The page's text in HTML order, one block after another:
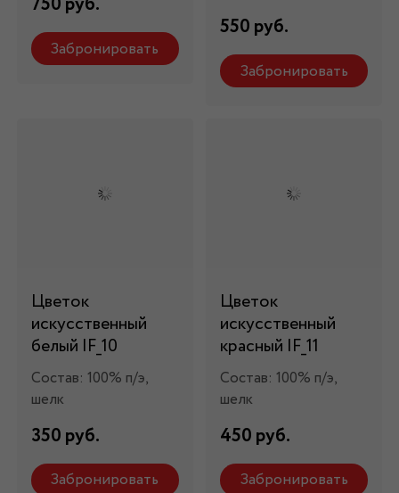
Забронировать
550 руб.
Забронировать
Цветок
искусственный
белый IF_10
Состав: 100% п/э,
шелк
350 руб.
Забронировать
Цветок
искусственный
красный IF_11
Состав: 100% п/э,
шелк
450 руб.
Забронировать